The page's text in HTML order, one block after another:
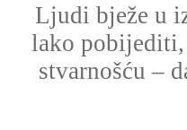
Ljudi bježe u
lako pobijediti,
stvarnošću –